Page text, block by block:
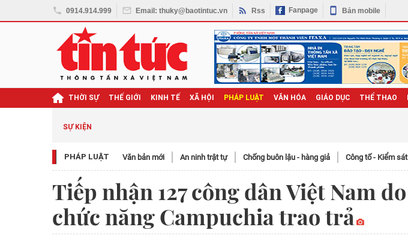
0914.914.999 Email: thuky@baotintuc.vn Rss Fanpage Bản mobile
THỜI SỰ THẾ GIỚI KINH TẾ XÃ HỘI PHÁP LUẬT VĂN HÓA GIÁO DỤC THỂ THAO
SỰ KIỆN
PHÁP LUẬT Văn bản mới An ninh trật tự Chống buôn lậu - hàng giả Công tố - Kiểm
Tiếp nhận 127 công dân Việt Nam
chức năng Campuchia trao trả